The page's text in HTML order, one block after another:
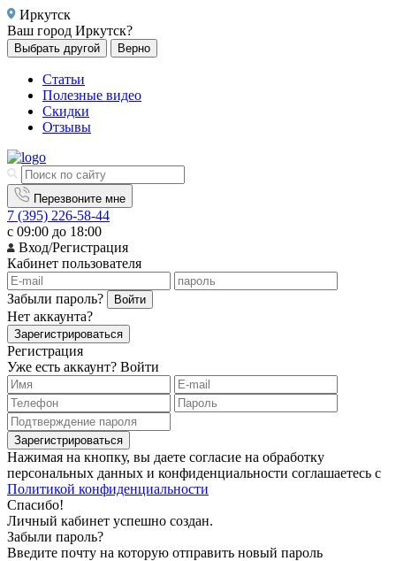
Иркутск
Ваш город Иркутск?
Выбрать другой Верно
Статьи
Полезные видео
Скидки
Отзывы
Перезвоните мне
7 (395) 226-58-44
с 09:00 до 18:00
Вход/Регистрация
Кабинет пользователя
Забыли пароль? Войти
Нет аккаунта?
Зарегистрироваться
Регистрация
Уже есть аккаунт? Войти
Зарегистрироваться
Нажимая на кнопку, вы даете согласие на обработку
персональных данных и конфиденциальности соглашаетесь с
Политикой конфиденциальности
Спасибо!
Личный кабинет успешно создан.
Забыли пароль?
Введите почту на которую отправить новый пароль